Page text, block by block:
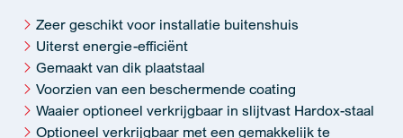
Zeer geschikt voor installatie buitenshuis
Uiterst energie-efficiënt
Gemaakt van dik plaatstaal
Voorzien van een beschermende coating
Waaier optioneel verkrijgbaar in slijtvast Hardox-staal
Optioneel verkrijgbaar met een gemakkelijk te